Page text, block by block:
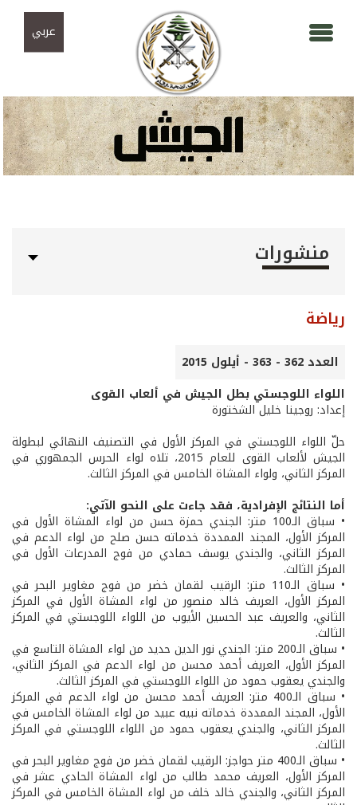
عربي
منشورات
رياضة
العدد 362 - 363 - أيلول 2015
اللواء اللوجستي بطل الجيش في ألعاب القوى
إعداد: روجينا خليل الشختورة
حلّ اللواء اللوجستي في المركز الأول في التصنيف النهائي لبطولة
الجيش لألعاب القوى للعام 2015، تلاه لواء الحرس الجمهوري في
المركز الثاني، ولواء المشاة الخامس في المركز الثالث.
أما النتائج الإفرادية، فقد جاءت على النحو الآتي:
• سباق الـ100 متر: الجندي حمزة حسن من لواء المشاة الأول في
المركز الأول، المجند الممددة خدماته حسن صلح من لواء الدعم في
المركز الثاني، والجندي يوسف حمادي من فوج المدرعات الأول في
المركز الثالث.
• سباق الـ110 متر: الرقيب لقمان خضر من فوج مغاوير البحر في
المركز الأول، العريف خالد منصور من لواء المشاة الأول في المركز
الثاني، والعريف عبد الحسين الأيوب من اللواء اللوجستي في المركز
الثالث.
• سباق الـ200 متر: الجندي نور الدين حديد من لواء المشاة التاسع في
المركز الأول، العريف أحمد محسن من لواء الدعم في المركز الثاني،
والجندي يعقوب حمود من اللواء اللوجستي في المركز الثالث.
• سباق الـ400 متر: العريف أحمد محسن من لواء الدعم في المركز
الأول، المجند الممددة خدماته نبيه عبيد من لواء المشاة الخامس في
المركز الثاني، والجندي يعقوب حمود من اللواء اللوجستي في المركز
الثالث.
• سباق الـ400 متر حواجز: الرقيب لقمان خضر من فوج مغاوير البحر في
المركز الأول، العريف محمد طالب من لواء المشاة الحادي عشر في
المركز الثاني، والجندي خالد خلف من لواء المشاة الخامس في المركز